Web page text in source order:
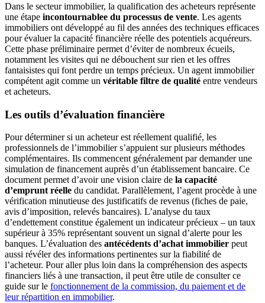
Dans le secteur immobilier, la qualification des acheteurs représente
une étape incontournablee du processus de vente. Les agents
immobiliers ont développé au fil des années des techniques efficaces
pour évaluer la capacité financière réelle des potentiels acquéreurs.
Cette phase préliminaire permet d’éviter de nombreux écueils,
notamment les visites qui ne débouchent sur rien et les offres
fantaisistes qui font perdre un temps précieux. Un agent immobilier
compétent agit comme un véritable filtre de qualité entre vendeurs
et acheteurs.
Les outils d’évaluation financière
Pour déterminer si un acheteur est réellement qualifié, les
professionnels de l’immobilier s’appuient sur plusieurs méthodes
complémentaires. Ils commencent généralement par demander une
simulation de financement auprès d’un établissement bancaire. Ce
document permet d’avoir une vision claire de la capacité
d’emprunt réelle du candidat. Parallèlement, l’agent procède à une
vérification minutieuse des justificatifs de revenus (fiches de paie,
avis d’imposition, relevés bancaires). L’analyse du taux
d’endettement constitue également un indicateur précieux – un taux
supérieur à 35% représentant souvent un signal d’alerte pour les
banques. L’évaluation des antécédents d’achat immobilier peut
aussi révéler des informations pertinentes sur la fiabilité de
l’acheteur. Pour aller plus loin dans la compréhension des aspects
financiers liés à une transaction, il peut être utile de consulter ce
guide sur le fonctionnement de la commission, du paiement et de
leur répartition en immobilier.